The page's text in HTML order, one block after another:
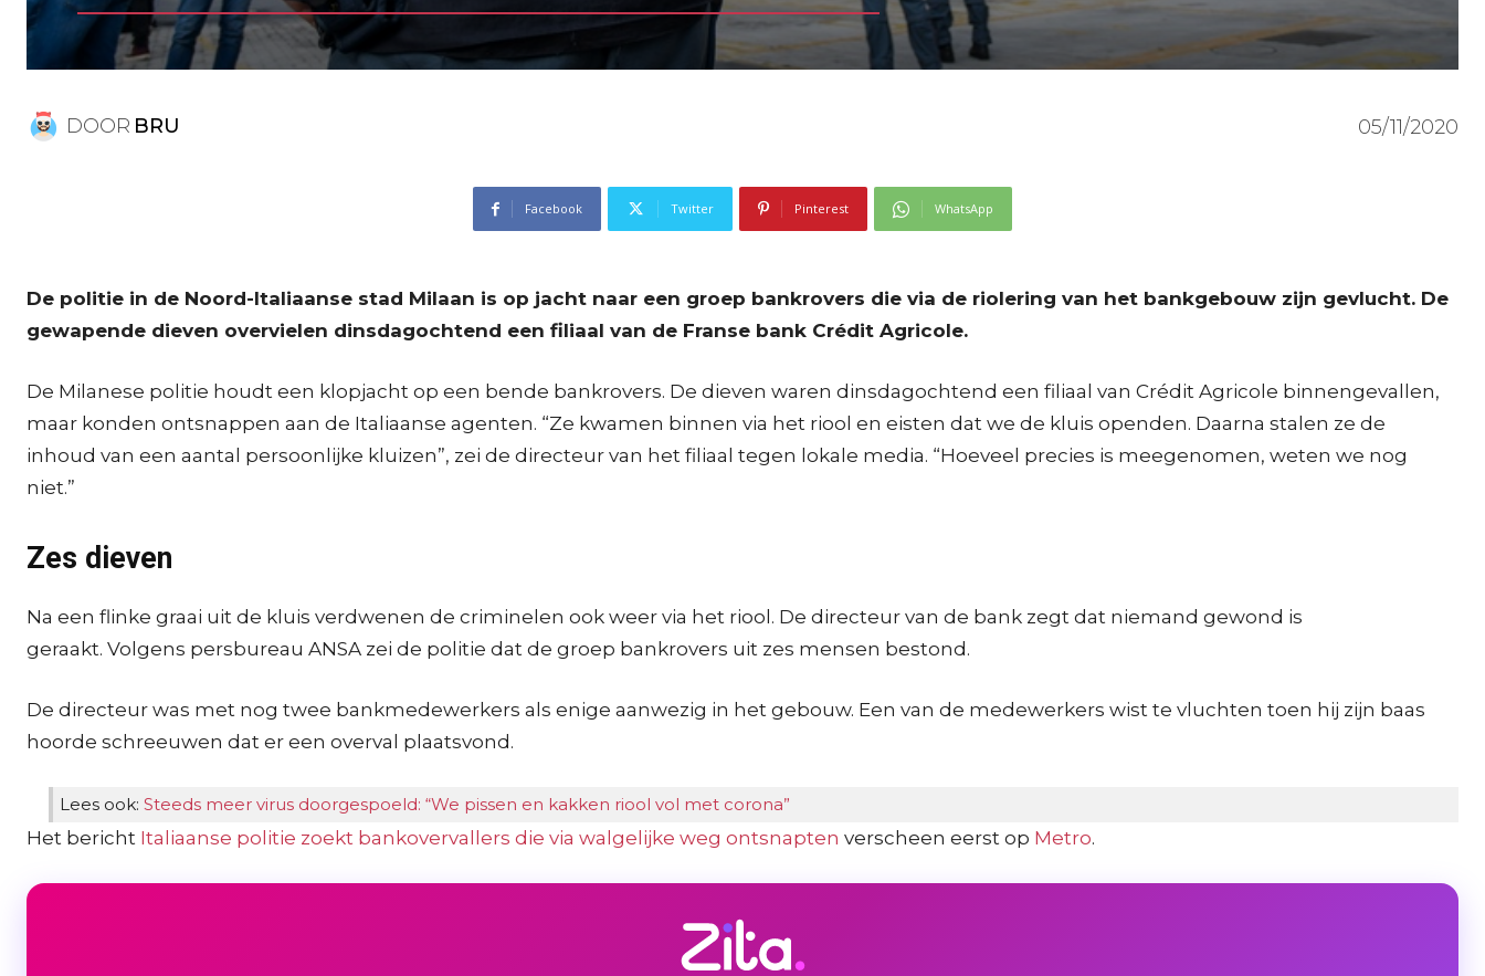
DOOR BRU 05/11/2020
Facebook Twitter Pinterest WhatsApp
De politie in de Noord-Italiaanse stad Milaan is op jacht naar een groep bankrovers die via de riolering van het bankgebouw zijn gevlucht. De
gewapende dieven overvielen dinsdagochtend een filiaal van de Franse bank Crédit Agricole.
De Milanese politie houdt een klopjacht op een bende bankrovers. De dieven waren dinsdagochtend een filiaal van Crédit Agricole binnengevallen,
maar konden ontsnappen aan de Italiaanse agenten. “Ze kwamen binnen via het riool en eisten dat we de kluis openden. Daarna stalen ze de
inhoud van een aantal persoonlijke kluizen”, zei de directeur van het filiaal tegen lokale media. “Hoeveel precies is meegenomen, weten we nog
niet.”
Zes dieven
Na een flinke graai uit de kluis verdwenen de criminelen ook weer via het riool. De directeur van de bank zegt dat niemand gewond is
geraakt. Volgens persbureau ANSA zei de politie dat de groep bankrovers uit zes mensen bestond.
De directeur was met nog twee bankmedewerkers als enige aanwezig in het gebouw. Een van de medewerkers wist te vluchten toen hij zijn baas
hoorde schreeuwen dat er een overval plaatsvond.
Lees ook: Steeds meer virus doorgespoeld: “We pissen en kakken riool vol met corona”
Het bericht Italiaanse politie zoekt bankovervallers die via walgelijke weg ontsnapten verscheen eerst op Metro.